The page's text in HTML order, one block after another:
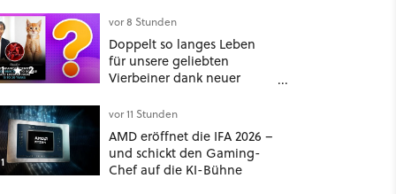
Duolingo Zwergisch pauken
2
vor 8 Stunden
Doppelt so langes Leben
für unsere geliebten
Vierbeiner dank neuer
Japan: Der Blick auf über
1.200 Kommentare zeigt,
dass es nicht so einfach ist
vor 11 Stunden
AMD eröffnet die IFA 2026 –
und schickt den Gaming-
Chef auf die KI-Bühne